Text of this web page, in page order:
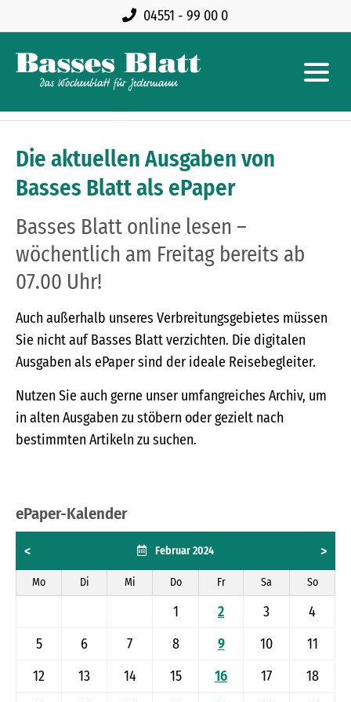
04551 - 99 00 0
Die aktuellen Ausgaben von
Basses Blatt als ePaper
Basses Blatt online lesen –
wöchentlich am Freitag bereits ab
07.00 Uhr!
Auch außerhalb unseres Verbreitungsgebietes müssen
Sie nicht auf Basses Blatt verzichten. Die digitalen
Ausgaben als ePaper sind der ideale Reisebegleiter.
Nutzen Sie auch gerne unser umfangreiches Archiv, um
in alten Ausgaben zu stöbern oder gezielt nach
bestimmten Artikeln zu suchen.
ePaper-Kalender
< Februar 2024 >
Mo Di Mi Do Fr Sa So
1 2 3
4
5
6 7 8 9 10
11
12
13 14 15 16 17
18